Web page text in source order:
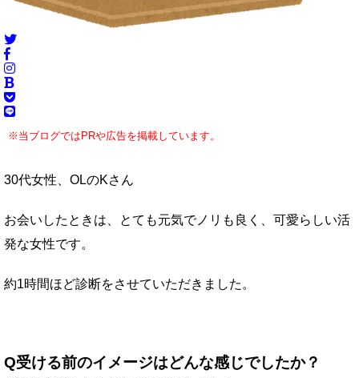
※当ブログではPRや広告を掲載しています。
30代女性、OLのKさん
お会いしたときは、とても元気でノリも良く、可愛らしい活
発な女性です。
約1時間ほど診断をさせていただきました。
Q受ける前のイメージはどんな感じでしたか？